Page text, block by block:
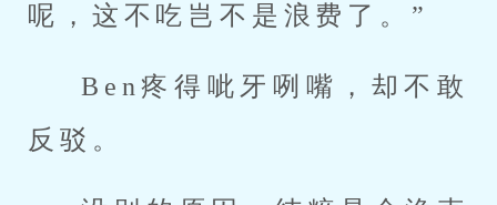
呢，这不吃岂不是浪费了。”
Ben疼得呲牙咧嘴，却不敢
反驳。